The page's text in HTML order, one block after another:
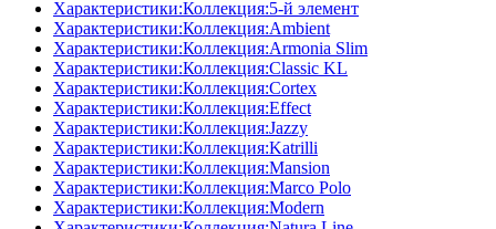
Характеристики:Коллекция:5-й элемент
Характеристики:Коллекция:Ambient
Характеристики:Коллекция:Armonia Slim
Характеристики:Коллекция:Classic KL
Характеристики:Коллекция:Cortex
Характеристики:Коллекция:Effect
Характеристики:Коллекция:Jazzy
Характеристики:Коллекция:Katrilli
Характеристики:Коллекция:Mansion
Характеристики:Коллекция:Marco Polo
Характеристики:Коллекция:Modern